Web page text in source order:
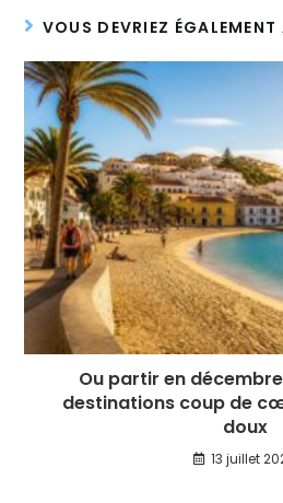
VOUS DEVRIEZ ÉGALEMENT
Ou partir en
destinations coup de
doux
13 juillet